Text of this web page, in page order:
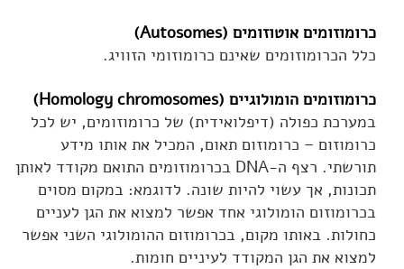
כרומוזומים אוטוזומים (Autosomes)
כלל הכרומוזומים שאינם כרומוזומי הזוויג.
כרומוזומים הומולוגיים (Homology chromosomes)
במערכת כפולה (דיפלואידית) של כרומוזומים, יש לכל
כרומוזום – כרומוזום תאום, המכיל את אותו מידע
תורשתי. רצף ה-DNA בכרומוזומים התואם מקודד לאותן
תכונות, אך עשוי להיות שונה. לדוגמא: במקום מסוים
בכרומוזום הומולוגי אחד אפשר למצוא את הגן לעניים
כחולות. באותו מקום, בכרומוזום ההומולוגי השני אפשר
למצוא את הגן המקודד לעיניים חומות.